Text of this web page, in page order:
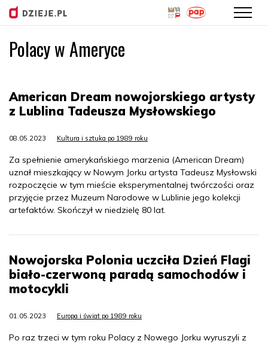
Polacy w Ameryce
American Dream nowojorskiego artysty
z Lublina Tadeusza Mysłowskiego
08.05.2023 Kultura i sztuka po 1989 roku
Za spełnienie amerykańskiego marzenia (American Dream)
uznał mieszkający w Nowym Jorku artysta Tadeusz Mysłowski
rozpoczęcie w tym mieście eksperymentalnej twórczości oraz
przyjęcie przez Muzeum Narodowe w Lublinie jego kolekcji
artefaktów. Skończył w niedzielę 80 lat.
Nowojorska Polonia uczciła Dzień Flagi
biało-czerwoną paradą samochodów i
motocykli
01.05.2023 Europa i świat po 1989 roku
Po raz trzeci w tym roku Polacy z Nowego Jorku wyruszyli z